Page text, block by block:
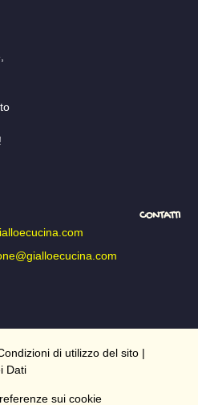
CONTATTI
di utilizzo del sito |
Dati
sui cookie